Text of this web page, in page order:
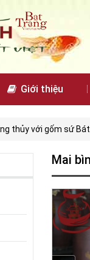
Giới thiệu
thủy với gốm sứ
Mai